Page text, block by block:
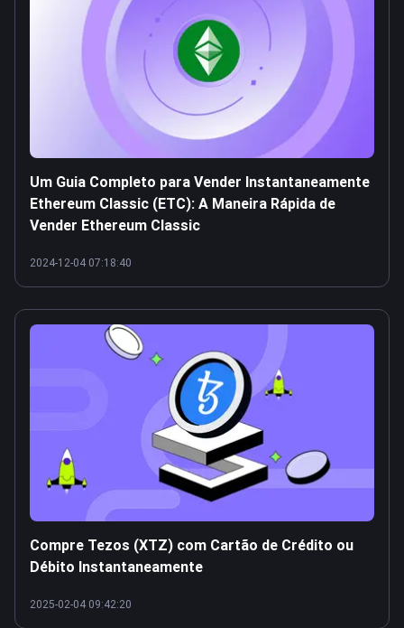
Um Guia Completo para Vender Instantaneamente
Ethereum Classic (ETC): A Maneira Rápida de
Vender Ethereum Classic
2024-12-04 07:18:40
Compre Tezos (XTZ) com Cartão de Crédito ou
Débito Instantaneamente
2025-02-04 09:42:20